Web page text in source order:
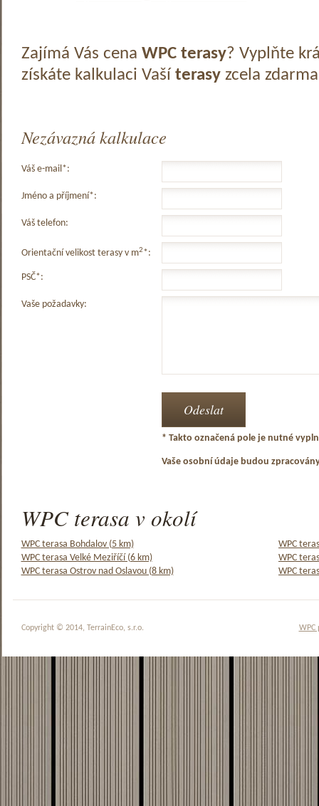
Zajímá Vás cena WPC terasy? Vyplňte
získáte kalkulaci Vaší terasyzcela
Nezávazná kalkulace
Váš e-mail*:
Jméno a příjmení*:
Váš telefon:
Orientační velikost terasy v m2*:
PSČ*:
Vaše požadavky:
* Takto označená pole je nutné
Vaše osobní údaje budou
WPC terasa v okolí
WPC terasa Bohdalov (5 km)
WPC
WPC terasa Velké Meziříčí (6 km)
WPC
WPC terasa Ostrov nad Oslavou (8 km)
WPC
WPC
Copyright © 2014, TerrainEco, s.r.o.